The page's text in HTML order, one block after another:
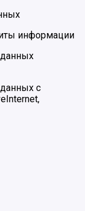
информации
с